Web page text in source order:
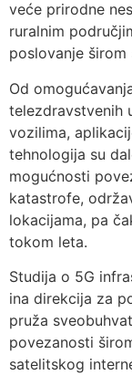
veće prirodne
ruralnim
poslovanje
Od
telezdravstvenih
vozilima,
tehnologija su
mogućnosti
katastrofe,
lokacijama, pa
tokom leta.
Studija o 5G
ina direkcija za
pruža
povezanosti
satelitskog